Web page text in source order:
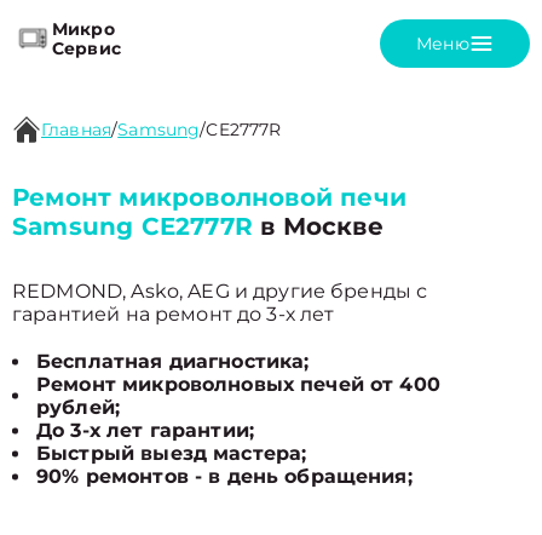
Микро
Сервис
Меню
Главная/Samsung/CE2777R
Ремонт микроволновой печи
Samsung CE2777R в Москве
REDMOND, Asko, AEG и другие бренды с
гарантией на ремонт до 3-х лет
Бесплатная диагностика;
Ремонт микроволновых печей от 400
рублей;
До 3-х лет гарантии;
Быстрый выезд мастера;
90% ремонтов - в день обращения;